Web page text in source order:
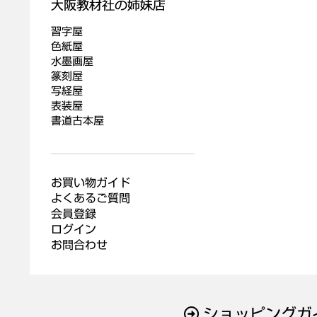
習字屋
色紙屋
水墨画屋
篆刻屋
写経屋
表装屋
書道古本屋
お買い物ガイド
よくあるご質問
会員登録
ログイン
お問合わせ